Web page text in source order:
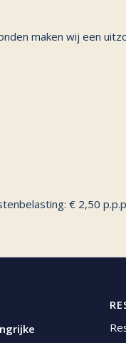
maken wij een
€ 2,50